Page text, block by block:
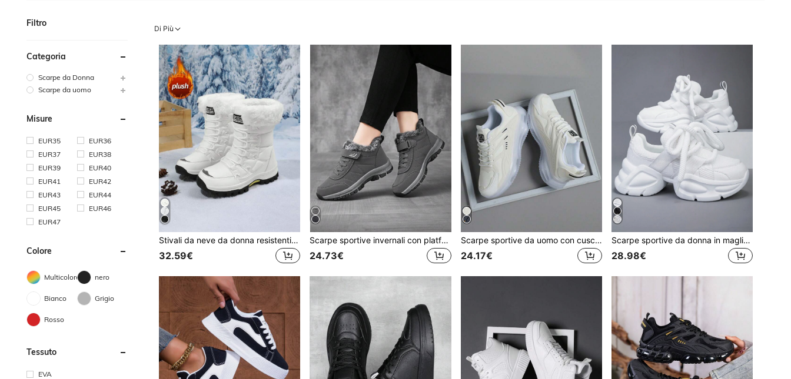
Filtro
Categoria
Scarpe da Donna
Scarpe da uomo
Misure
EUR35
EUR36
EUR37
EUR38
EUR39
EUR40
EUR41
EUR42
EUR43
EUR44
EUR45
EUR46
EUR47
Colore
Multicolore nero
Bianco Grigio
Rosso
Tessuto
EVA
Di Più
Stivali da neve da donna resistenti all'usura, ispessiti e caldi per uso esterno, comodi stivali da trekking a collo alto di colore unito
32.59€
Scarpe sportive invernali con platform spesse e calde per donne di mezza età e anziane, abbinabili a cardigan, stivali da donna, stivali in pelliccia, stivali da neve
24.73€
Scarpe sportive da uomo con cuscinetto d'aria e lacci - Assorbimento degli urti & Traspiranti - Per corsa, basket, allenamento in palestra, scarpi sportivi da uomo
24.17€
Scarpe sportive da donna in maglia a tinta unita per l'autunno/inverno, scarpe da corsa con lacci traspiranti, sneaker con platform chunky
28.98€